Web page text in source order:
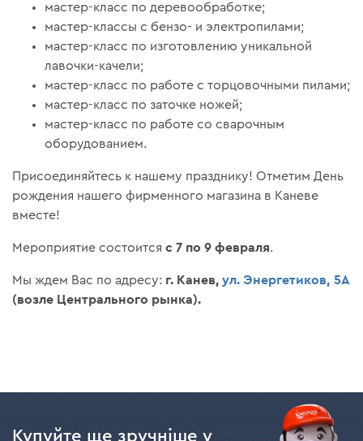
мастер-класс по деревообработке;
мастер-классы с бензо- и электропилами;
мастер-класс по изготовлению уникальной
лавочки-качели;
мастер-класс по работе с торцовочными пилами;
мастер-класс по заточке ножей;
мастер-класс по работе со сварочным
оборудованием.
Присоединяйтесь к нашему празднику! Отметим День
рождения нашего фирменного магазина в Каневе
вместе!
Мероприятие состоитсяс 7 по 9 февраля.
Мы ждем Вас по адресу: г. Канев,ул. Энергетиков, 5А
(возле Центрального рынка).
Купуйте ще зручніше у